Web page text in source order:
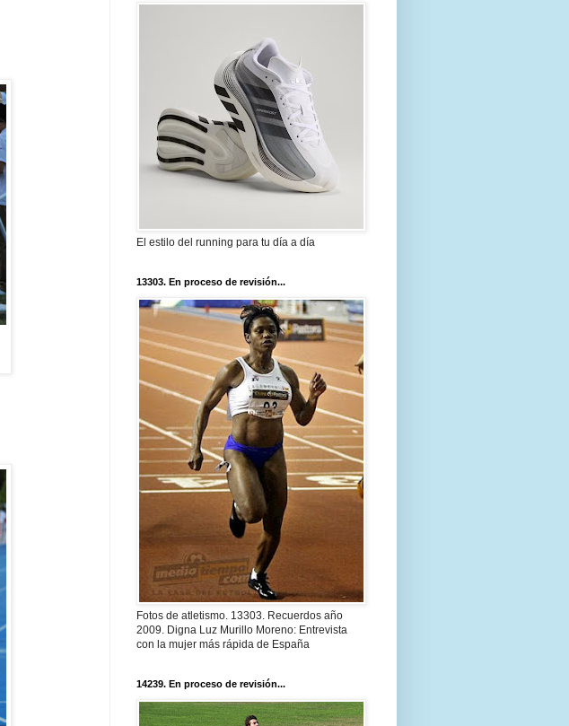
El estilo del running para tu día a día
13303. En proceso de revisión...
Fotos de atletismo. 13303. Recuerdos año
2009. Digna Luz Murillo Moreno: Entrevista
con la mujer más rápida de España
14239. En proceso de revisión...